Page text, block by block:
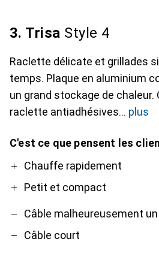
3. Trisa Style 4
Raclette délicate et grillades
temps. Plaque en aluminium
un grand stockage de chaleur.
raclette antiadhésives
plus
C'est ce que pensent les
ProChauffe rapidement
Petit et compact
Contre
Câble malheureusement
Câble court